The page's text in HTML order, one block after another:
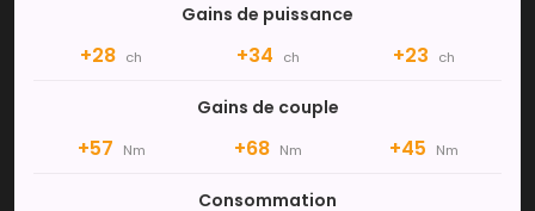
Gains de puissance
+28 ch +34 ch +23 ch
Gains de couple
+57 Nm +68 Nm +45 Nm
Consommation